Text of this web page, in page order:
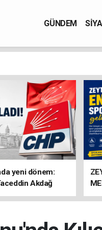
GÜNDEM
yeni dönem:
Akdağ